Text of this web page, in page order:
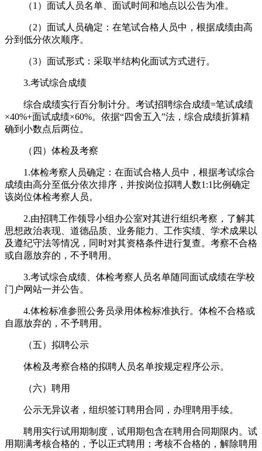
（1）面试人员名单、面试时间和地点以公告为准。
（2）面试人员确定：在笔试合格人员中，根据成绩由高
分到低分依次顺序。
（3）面试形式：采取半结构化面试方式进行。
3.考试综合成绩
综合成绩实行百分制计分。考试招聘综合成绩=笔试成绩
×40%+面试成绩×60%。依据“四舍五入”法，综合成绩折算精
确到小数点后两位。
（四）体检及考察
1.体检考察人员确定：在面试合格人员中，根据考试综合
成绩由高分至低分依次排序，并按岗位拟聘人数1:1比例确定
该岗位体检考察人员。
2.由招聘工作领导小组办公室对其进行组织考察，了解其
思想政治表现、道德品质、业务能力、工作实绩、学术成果以
及遵纪守法等情况，同时对其资格条件进行复查。考察不合格
或自愿放弃的，不予聘用。
3.考试综合成绩、体检考察人员名单随同面试成绩在学校
门户网站一并公告。
4.体检标准参照公务员录用体检标准执行。体检不合格或
自愿放弃的，不予聘用。
（五）拟聘公示
体检及考察合格的拟聘人员名单按规定程序公示。
（六）聘用
公示无异议者，组织签订聘用合同，办理聘用手续。
聘用实行试用期制度，试用期包含在聘用合同期限内。试
用期满考核合格的，予以正式聘用；考核不合格的，解除聘用